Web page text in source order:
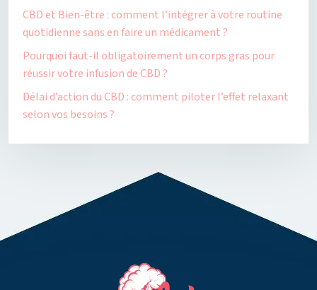
CBD et Bien-être : comment l’intégrer à votre routine
quotidienne sans en faire un médicament ?
Pourquoi faut-il obligatoirement un corps gras pour
réussir votre infusion de CBD ?
Délai d’action du CBD : comment piloter l’effet relaxant
selon vos besoins ?